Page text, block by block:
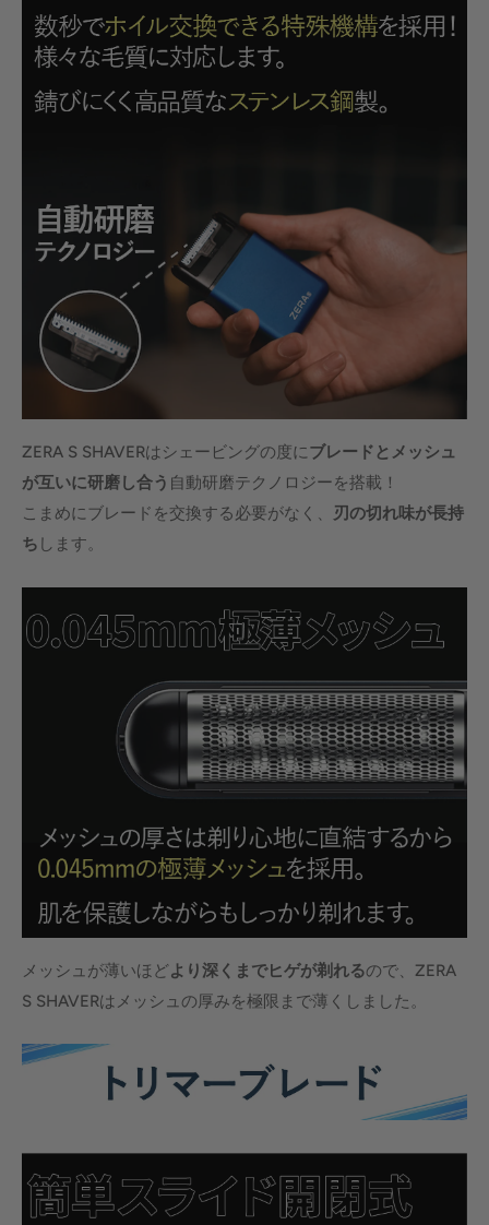
ZERA S SHAVERはシェービングの度にブレードとメッシュ
が互いに研磨し合う 自動研磨テクノロジーを搭載！
こまめにブレードを交換する必要がなく、
刃の切れ味が長持
ち します。
メッシュが薄いほどより深くまでヒゲが剃れるので、ZERA
S SHAVERはメッシュの厚みを極限まで薄くしました。